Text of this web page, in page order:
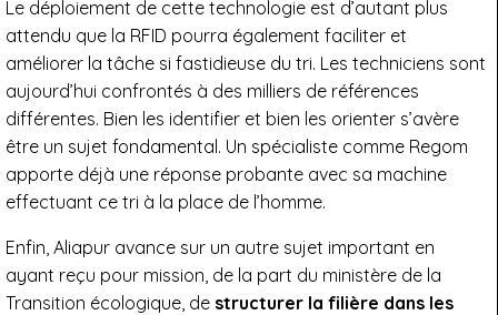
Le déploiement de cette technologie est d’autant plus
attendu que la RFID pourra également faciliter et
améliorer la tâche si fastidieuse du tri. Les techniciens sont
aujourd’hui confrontés à des milliers de références
différentes. Bien les identifier et bien les orienter s’avère
être un sujet fondamental. Un spécialiste comme Regom
apporte déjà une réponse probante avec sa machine
effectuant ce tri à la place de l’homme.
Enfin, Aliapur avance sur un autre sujet important en
ayant reçu pour mission, de la part du ministère de la
Transition écologique, de structurer la filière dans les